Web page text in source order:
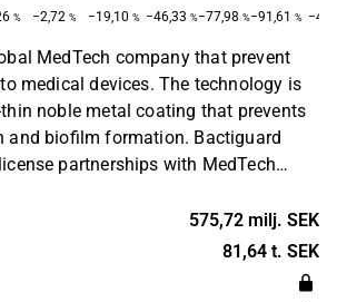
% −2,72 % −19,10 % −46,33 %−77,98 %−91,61 %
MedTech company that prevent
medical devices. The technology is
noble metal coating that prevents
and biofilm formation. Bactiguard
partnerships with MedTech
the technology to their medical
also has a portfolio of wound
Bactiguard has its headquarters
575,72 milj. SEK
81,64 t. SEK